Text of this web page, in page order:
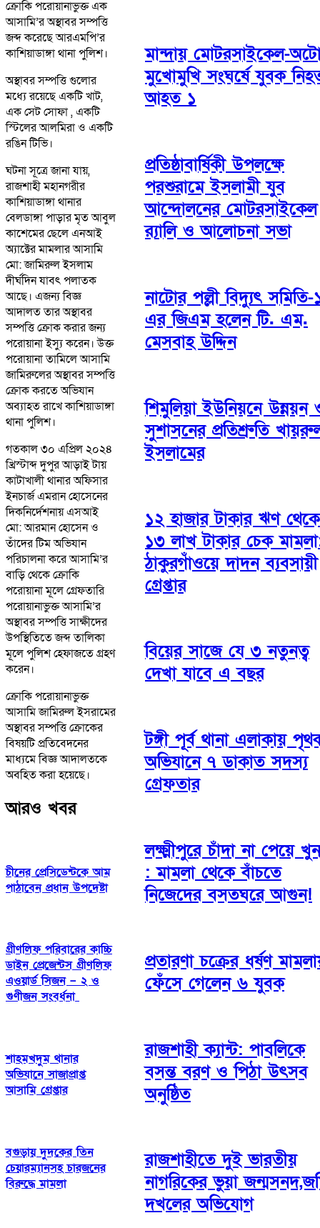
ক্রোকি পরোয়ানাভুক্ত এক
আসামি’র অস্থাবর সম্পত্তি
জব্দ করেছে আরএমপি’র
কাশিয়াডাঙ্গা থানা পুলিশ।
অস্থাবর সম্পত্তি গুলোর
মধ্যে রয়েছে একটি খাট,
এক সেট সোফা , একটি
স্টিলের আলমিরা ও একটি
রঙিন টিভি।
ঘটনা সূত্রে জানা যায়,
রাজশাহী মহানগরীর
কাশিয়াডাঙ্গা থানার
বেলডাঙ্গা পাড়ার মৃত আবুল
কাশেমের ছেলে এনআই
অ্যাক্টের মামলার আসামি
মো: জামিরুল ইসলাম
দীর্ঘদিন যাবৎ পলাতক
আছে। এজন্য বিজ্ঞ
আদালত তার অস্থাবর
সম্পত্তি ক্রোক করার জন্য
পরোয়ানা ইস্যু করেন। উক্ত
পরোয়ানা তামিলে আসামি
জামিরুলের অস্থাবর সম্পত্তি
ক্রোক করতে অভিযান
অব্যাহত রাখে কাশিয়াডাঙ্গা
থানা পুলিশ।
গতকাল ৩০ এপ্রিল ২০২৪
খ্রিস্টাব্দ দুপুর আড়াই টায়
কাটাখালী থানার অফিসার
ইনচার্জ এমরান হোসেনের
দিকনির্দেশনায় এসআই
মো: আরমান হোসেন ও
তাঁদের টিম অভিযান
পরিচালনা করে আসামি’র
বাড়ি থেকে ক্রোকি
পরোয়ানা মূলে গ্রেফতারি
পরোয়ানাভুক্ত আসামি’র
অস্থাবর সম্পত্তি সাক্ষীদের
উপস্থিতিতে জব্দ তালিকা
মূলে পুলিশ হেফাজতে গ্রহণ
করেন।
ক্রোকি পরোয়ানাভুক্ত
আসামি জামিরুল ইসরামের
অস্থাবর সম্পত্তি ক্রোকের
বিষয়টি প্রতিবেদনের
মাধ্যমে বিজ্ঞ আদালতকে
অবহিত করা হয়েছে।
আরও খবর
চীনের প্রেসিডেন্টকে আম
পাঠাবেন প্রধান উপদেষ্টা
গ্রীণলিফ পরিবারের কাচ্চি
ডাইন প্রেজেন্টস গ্রীণলিফ
এওয়ার্ড সিজন – ২ ও
গুণীজন সংবর্ধনা
শাহমখদুম থানার
অভিযানে সাজাপ্রাপ্ত
আসামি গ্রেপ্তার
বগুড়ায় দুদকের তিন
চেয়ারম্যানসহ চারজনের
বিরুদ্ধে মামলা
মান্দায় মোটরসাইকেল-
মুখোমুখি সংঘর্ষে যুবক
আহত ১
প্রতিষ্ঠাবার্ষিকী উপলক্ষে
পরশুরামে ইসলামী যুব
আন্দোলনের মোটরসাইকেল
র‌্যালি ও আলোচনা সভা
নাটোর পল্লী বিদ্যুৎ সমিতি-
এর জিএম হলেন টি. এম.
মেসবাহ উদ্দিন
শিমুলিয়া ইউনিয়নে উন্নয়ন
সুশাসনের প্রতিশ্রুতি
ইসলামের
১২ হাজার টাকার ঋণ থেকে
১৩ লাখ টাকার চেক
ঠাকুরগাঁওয়ে দাদন ব্যবসায়ী
গ্রেপ্তার
বিয়ের সাজে যে ৩ নতুনত্ব
দেখা যাবে এ বছর
টঙ্গী পূর্ব থানা এলাকায়
অভিযানে ৭ ডাকাত সদস্য
গ্রেফতার
লক্ষ্মীপুরে চাঁদা না পেয়ে খুন
: মামলা থেকে বাঁচতে
নিজেদের বসতঘরে আগুন!
প্রতারণা চক্রের ধর্ষণ
ফেঁসে গেলেন ৬ যুবক
রাজশাহী ক্যান্ট: পাবলিকে
বসন্ত বরণ ও পিঠা উৎসব
অনুষ্ঠিত
রাজশাহীতে দুই ভারতীয়
নাগরিকের ভুয়া
দখলের অভিযোগ